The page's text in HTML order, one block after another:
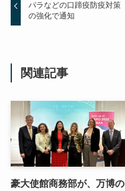
パラなどの口蹄疫防疫対策
の強化で通知
関連記事
豪大使館商務部が、万博の